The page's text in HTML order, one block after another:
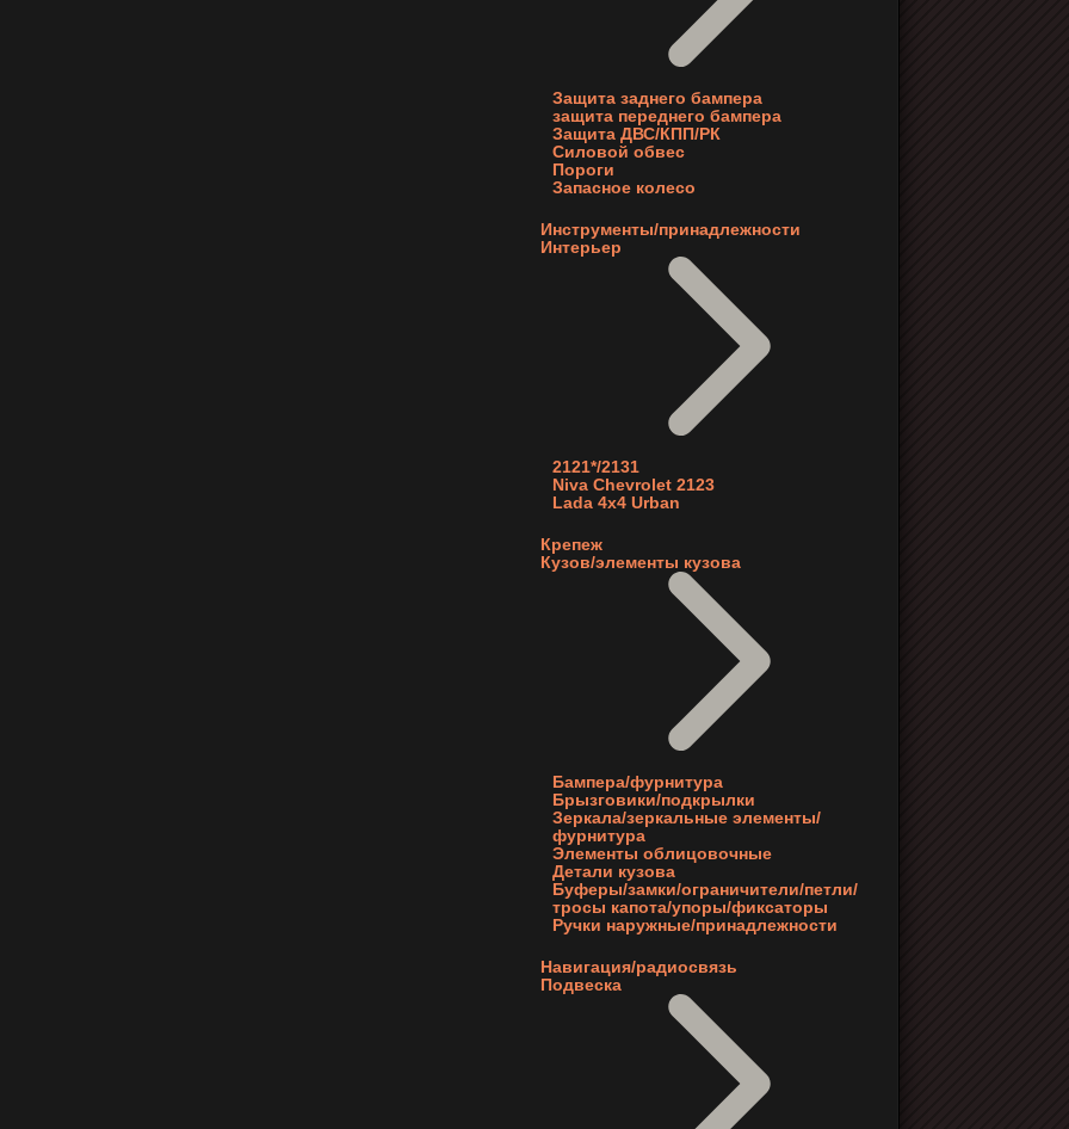
Защита заднего бампера
защита переднего бампера
Защита ДВС/КПП/РК
Силовой обвес
Пороги
Запасное колесо
Инструменты/принадлежности
Интерьер
2121*/2131
Niva Chevrolet 2123
Lada 4x4 Urban
Крепеж
Кузов/элементы кузова
Бампера/фурнитура
Брызговики/подкрылки
Зеркала/зеркальные элементы/
фурнитура
Элементы облицовочные
Детали кузова
Буферы/замки/ограничители/петли/
тросы капота/упоры/фиксаторы
Ручки наружные/принадлежности
Навигация/радиосвязь
Подвеска